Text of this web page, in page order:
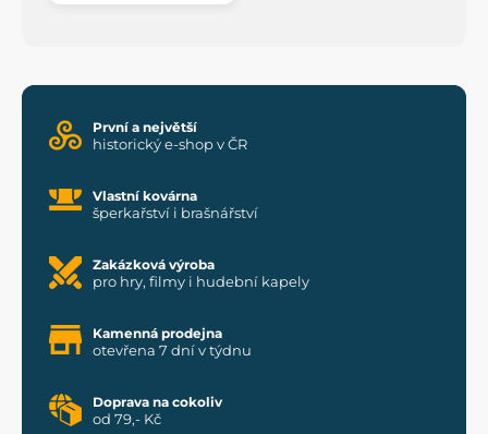
První a největší
historický e-shop v ČR
Vlastní kovárna
šperkařství i brašnářství
Zakázková výroba
pro hry, filmy i hudební kapely
Kamenná prodejna
otevřena 7 dní v týdnu
Doprava na cokoliv
od 79,- Kč